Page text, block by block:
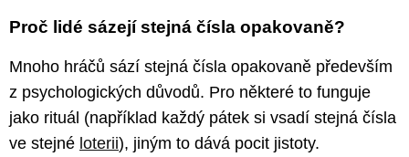
Proč lidé sázejí stejná čísla opakovaně?
Mnoho hráčů sází stejná čísla opakovaně především
z psychologických důvodů. Pro některé to funguje
jako rituál (například každý pátek si vsadí stejná čísla
ve stejné loterii), jiným to dává pocit jistoty.